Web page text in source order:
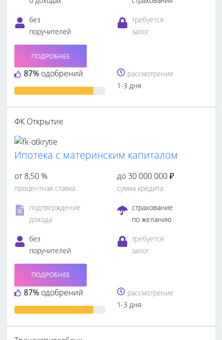
без
поручителей
требуется
залог
87% одобрений
ПОДРОБНЕЕ
рассмотрение
1-3 дня
ФК Открытие
Ипотека с материнским капиталом
от 8,50 %
процентная ставка
до 30 000 000 ₽
сумма кредита
подтверждение
дохода
страхование
по желанию
без
поручителей
требуется
залог
87% одобрений
ПОДРОБНЕЕ
рассмотрение
1-3 дня